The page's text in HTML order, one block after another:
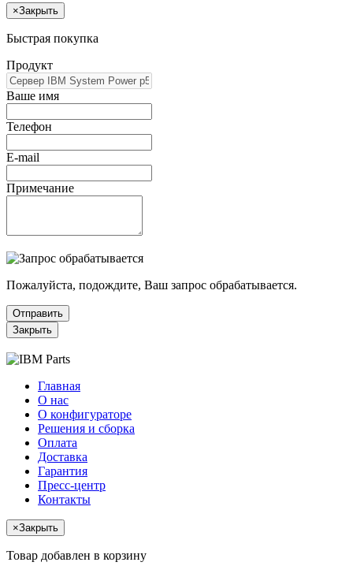
×Закрыть
Быстрая покупка
Продукт
Ваше имя
Телефон
E-mail
Примечание
Пожалуйста, подождите, Ваш запрос обрабатывается.
Отправить
Закрыть
Главная
О нас
О конфигураторе
Решения и сборка
Оплата
Доставка
Гарантия
Пресс-центр
Контакты
×Закрыть
Товар добавлен в корзину